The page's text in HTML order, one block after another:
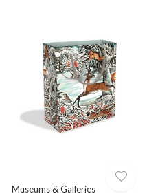
Museums & Galleries